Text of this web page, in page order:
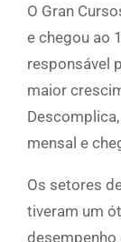
O Gran
e chegou ao
responsável
maior
mensal e
Os setores
tiveram um